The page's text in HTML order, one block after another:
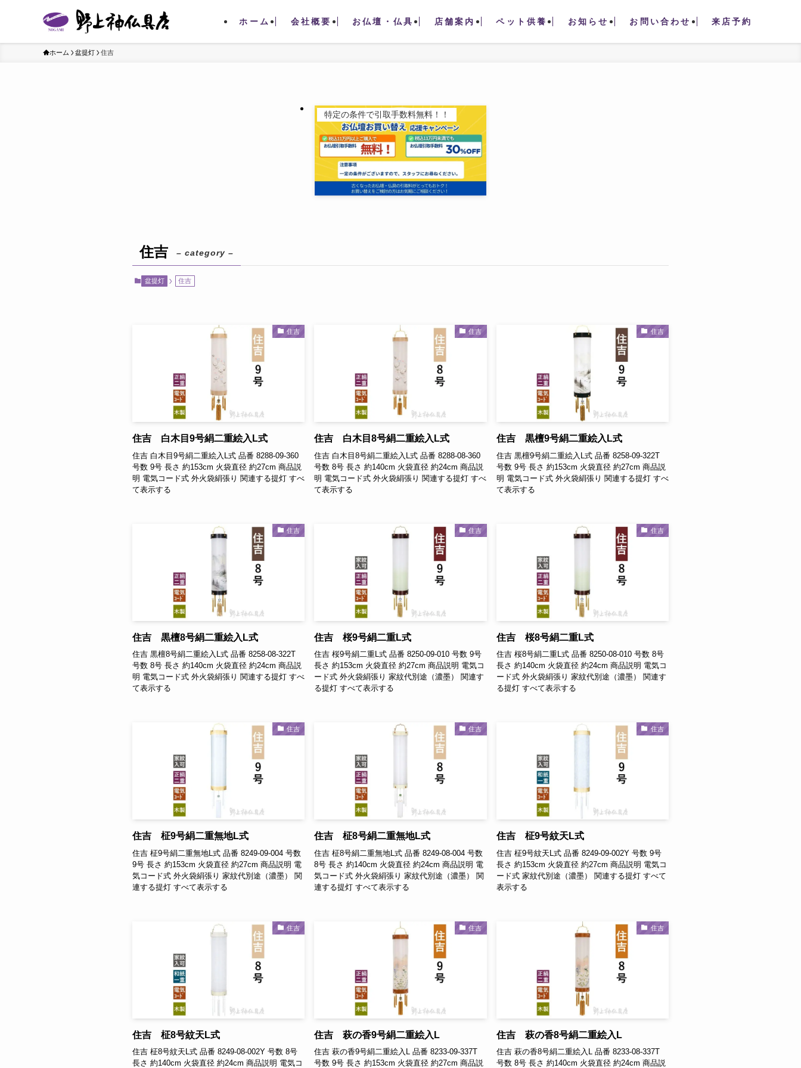
ホーム 会社概要 お仏壇・仏具 店舗案内 ペット供養 お知らせ お問い合わせ 来店予約
ホーム 盆提灯 住吉
特定の条件で引取手数料無料！！
住吉 – category –
盆提灯 住吉
住吉
住吉 白木目9号絹二重絵入L式
住吉 白木目9号絹二重絵入L式 品番 8288-09-360
号数 9号 長さ 約153cm 火袋直径 約27cm 商品説
明 電気コード式 外火袋絹張り 関連する提灯 すべ
て表示する
住吉
住吉 白木目8号絹二重絵入L式
住吉 白木目8号絹二重絵入L式 品番 8288-08-360
号数 8号 長さ 約140cm 火袋直径 約24cm 商品説
明 電気コード式 外火袋絹張り 関連する提灯 すべ
て表示する
住吉
住吉 黒檀9号絹二重絵入L式
住吉 黒檀9号絹二重絵入L式 品番 8258-09-322T
号数 9号 長さ 約153cm 火袋直径 約27cm 商品説
明 電気コード式 外火袋絹張り 関連する提灯 すべ
て表示する
住吉
住吉 黒檀8号絹二重絵入L式
住吉 黒檀8号絹二重絵入L式 品番 8258-08-322T
号数 8号 長さ 約140cm 火袋直径 約24cm 商品説
明 電気コード式 外火袋絹張り 関連する提灯 すべ
て表示する
住吉
住吉 桜9号絹二重L式
住吉 桜9号絹二重L式 品番 8250-09-010 号数 9号
長さ 約153cm 火袋直径 約27cm 商品説明 電気コ
ード式 外火袋絹張り 家紋代別途（濃墨） 関連す
る提灯 すべて表示する
住吉
住吉 桜8号絹二重L式
住吉 桜8号絹二重L式 品番 8250-08-010 号数 8号
長さ 約140cm 火袋直径 約24cm 商品説明 電気コ
ード式 外火袋絹張り 家紋代別途（濃墨） 関連す
る提灯 すべて表示する
住吉
住吉 柾9号絹二重無地L式
住吉 柾9号絹二重無地L式 品番 8249-09-004 号数
9号 長さ 約153cm 火袋直径 約27cm 商品説明 電
気コード式 外火袋絹張り 家紋代別途（濃墨） 関
連する提灯 すべて表示する
住吉
住吉 柾8号絹二重無地L式
住吉 柾8号絹二重無地L式 品番 8249-08-004 号数
8号 長さ 約140cm 火袋直径 約24cm 商品説明 電
気コード式 外火袋絹張り 家紋代別途（濃墨） 関
連する提灯 すべて表示する
住吉
住吉 柾9号紋天L式
住吉 柾9号紋天L式 品番 8249-09-002Y 号数 9号
長さ 約153cm 火袋直径 約27cm 商品説明 電気コ
ード式 家紋代別途（濃墨） 関連する提灯 すべて
表示する
住吉
住吉 柾8号紋天L式
住吉 柾8号紋天L式 品番 8249-08-002Y 号数 8号
長さ 約140cm 火袋直径 約24cm 商品説明 電気コ
住吉
住吉 萩の香9号絹二重絵入L
住吉 萩の香9号絹二重絵入L 品番 8233-09-337T
号数 9号 長さ 約153cm 火袋直径 約27cm 商品説
住吉
住吉 萩の香8号絹二重絵入L
住吉 萩の香8号絹二重絵入L 品番 8233-08-337T
号数 8号 長さ 約140cm 火袋直径 約24cm 商品説